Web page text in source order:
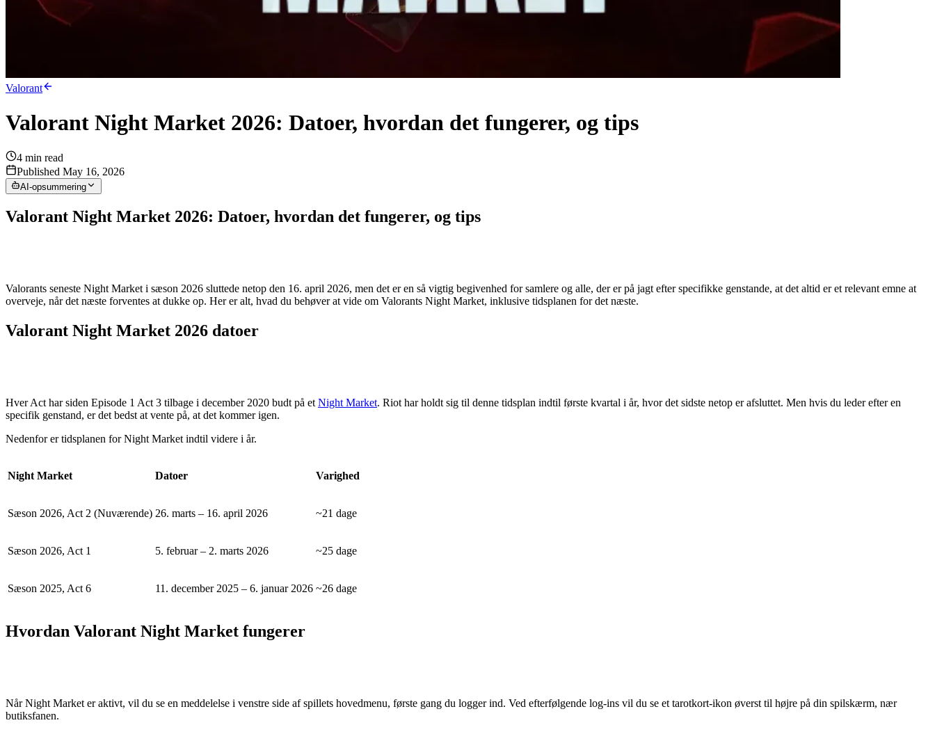
Valorant
Valorant Night Market 2026: Datoer, hvordan det fungerer, og tips
4 min read
Published May 16, 2026
AI-opsummering
Valorant Night Market 2026: Datoer, hvordan det fungerer, og tips
Valorants seneste Night Market i sæson 2026 sluttede netop den 16. april 2026, men det er en så vigtig begivenhed for samlere og alle, der er på jagt efter specifikke genstande, at det altid er et relevant emne at
overveje, når det næste forventes at dukke op. Her er alt, hvad du behøver at vide om Valorants Night Market, inklusive tidsplanen for det næste.
Valorant Night Market 2026 datoer
Hver Act har siden Episode 1 Act 3 tilbage i december 2020 budt på et Night Market. Riot har holdt sig til denne tidsplan indtil første kvartal i år, hvor det sidste netop er afsluttet. Men hvis du leder efter en
specifik genstand, er det bedst at vente på, at det kommer igen.
Nedenfor er tidsplanen for Night Market indtil videre i år.
Night Market Datoer Varighed
Sæson 2026, Act 2 (Nuværende) 26. marts – 16. april 2026 ~21 dage
Sæson 2026, Act 1 5. februar – 2. marts 2026 ~25 dage
Sæson 2025, Act 6 11. december 2025 – 6. januar 2026 ~26 dage
Hvordan Valorant Night Market fungerer
Når Night Market er aktivt, vil du se en meddelelse i venstre side af spillets hovedmenu, første gang du logger ind. Ved efterfølgende log-ins vil du se et tarotkort-ikon øverst til højre på din spilskærm, nær
butiksfanen.